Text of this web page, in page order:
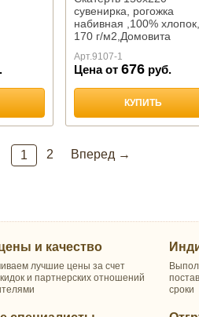
сувенирка, рогожка
набивная ,100%
170 г/м2,Домовита
Арт.9107-1
Цена от 676руб.
КУПИТЬ
1 2 Вперед →
и качество
лучшие цены за счет
и партнерских отношений
сроки